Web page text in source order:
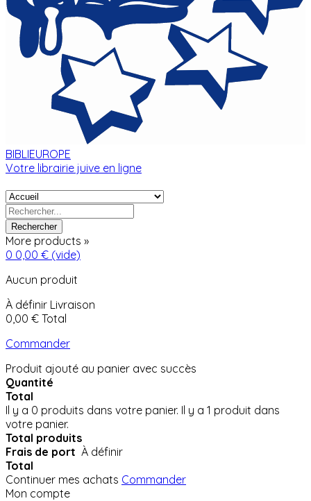
BIBLIEUROPE
Votre librairie juive en ligne
Rechercher
More products »
0 0,00 € (vide)
Aucun produit
À définir Livraison
0,00 € Total
Commander
Produit ajouté au panier avec succès
Quantité
Total
Il y a 0 produits dans votre panier. Il y a 1 produit dans
votre panier.
Total produits
Frais de port À définir
Total
Continuer mes achats Commander
Mon compte